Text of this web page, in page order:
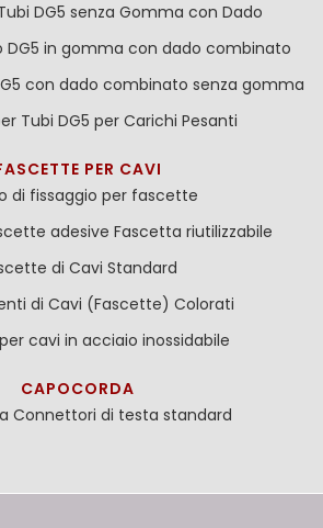
DG5 senza Gomma con Dado
DG5 in gomma con dado combinato
con dado combinato senza gomma
Tubi DG5 per Carichi Pesanti
PER CAVI
di fissaggio per fascette
adesive Fascetta riutilizzabile
di Cavi Standard
di Cavi (Fascette) Colorati
cavi in acciaio inossidabile
CAPOCORDA
Connettori di testa standard